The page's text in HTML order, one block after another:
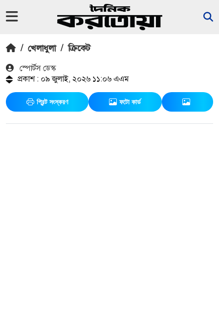
/ খেলাধুলা / ক্রিকেট
স্পোর্টস ডেস্ক
প্রকাশ : ০৯ জুলাই, ২০২৬ ১১:০৬ এএম
প্রিন্ট সংস্করণ ফটো কার্ড